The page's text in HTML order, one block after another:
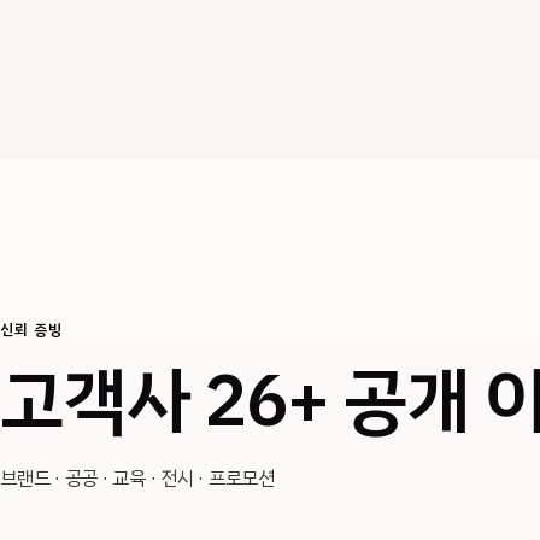
신뢰 증빙
고객사 26+ 공개
브랜드 · 공공 · 교육 · 전시 · 프로모션